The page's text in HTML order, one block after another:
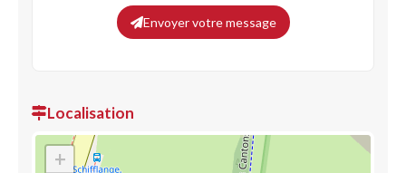
Envoyer votre message
Localisation
+